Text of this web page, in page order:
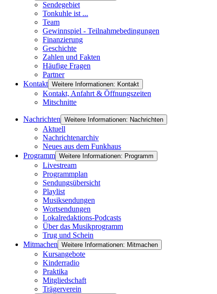
Sendegebiet
Tonkuhle ist ...
Team
Gewinnspiel - Teilnahmebedingungen
Finanzierung
Geschichte
Zahlen und Fakten
Häufige Fragen
Partner
Kontakt Weitere Informationen: Kontakt
Kontakt, Anfahrt & Öffnungszeiten
Mitschnitte
Nachrichten Weitere Informationen: Nachrichten
Aktuell
Nachrichtenarchiv
Neues aus dem Funkhaus
Programm Weitere Informationen: Programm
Livestream
Programmplan
Sendungsübersicht
Playlist
Musiksendungen
Wortsendungen
Lokalredaktions-Podcasts
Über das Musikprogramm
Trug und Schein
Mitmachen Weitere Informationen: Mitmachen
Kursangebote
Kinderradio
Praktika
Mitgliedschaft
Trägerverein